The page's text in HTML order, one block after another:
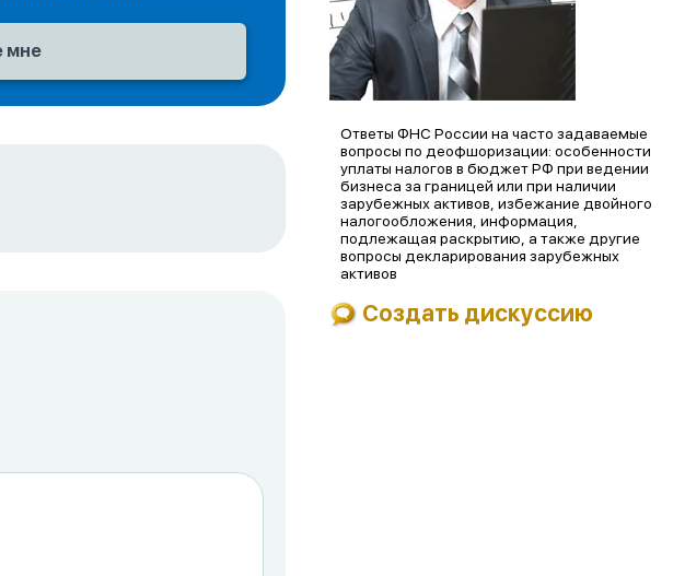
Ответы ФНС России на часто задаваемые
вопросы по деофшоризации: особенности
уплаты налогов в бюджет РФ при ведении
бизнеса за границей или при наличии
зарубежных активов, избежание двойного
налогообложения, информация,
подлежащая раскрытию, а также другие
вопросы декларирования зарубежных
активов
Создать дискуссию